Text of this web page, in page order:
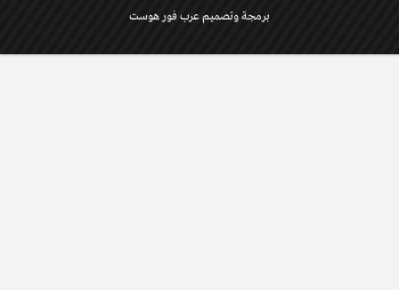
برمجة وتصميم عرب فور هوست